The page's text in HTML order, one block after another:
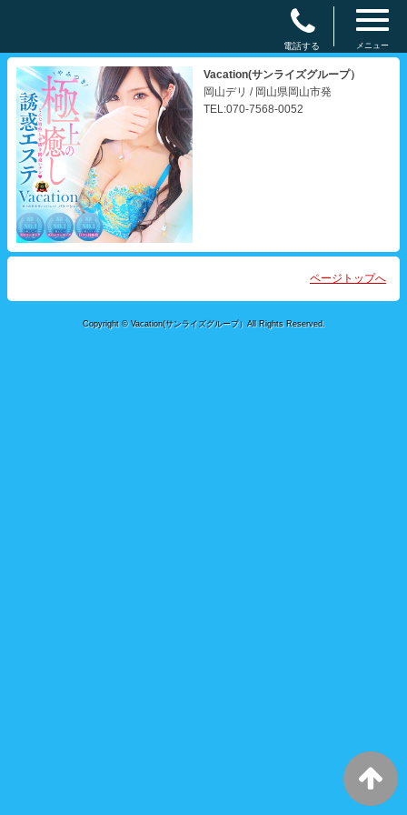
電話する メニュー
Vacation(サンライズグループ）
岡山デリ / 岡山県岡山市発
TEL:070-7568-0052
ページトップへ
Copyright © Vacation(サンライズグループ）All Rights Reserved.